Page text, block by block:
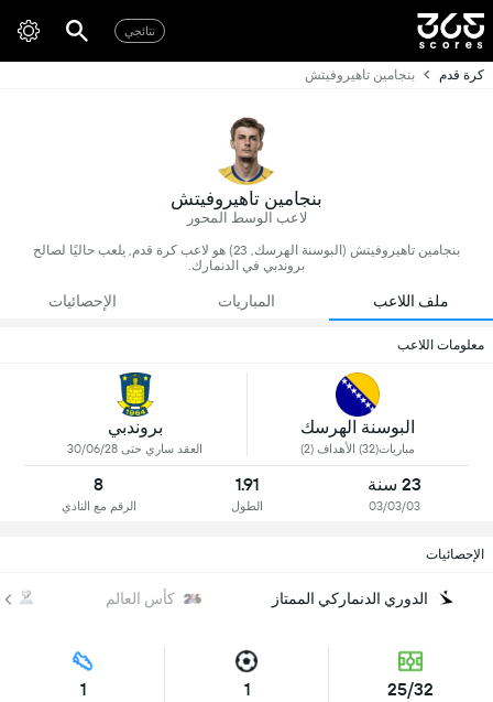
نتائجي
كرة قدم بنجامين تاهيروفيتش
بنجامين تاهيروفيتش
لاعب الوسط المحور
بنجامين تاهيروفيتش (البوسنة الهرسك, 23) هو لاعب كرة قدم, يلعب حاليًا لصالح
بروندبي في الدنمارك.
ملف اللاعب المباريات الإحصائيات
معلومات اللاعب
البوسنة الهرسك
مباريات(32) الأهداف (2)
بروندبي
العقد ساري حتى 30/06/28
23 سنة
03/03/03
1.91
الطول
8
الرقم مع النادي
الإحصائيات
الدوري الدنماركي الممتاز كأس العالم
25/32
1
1